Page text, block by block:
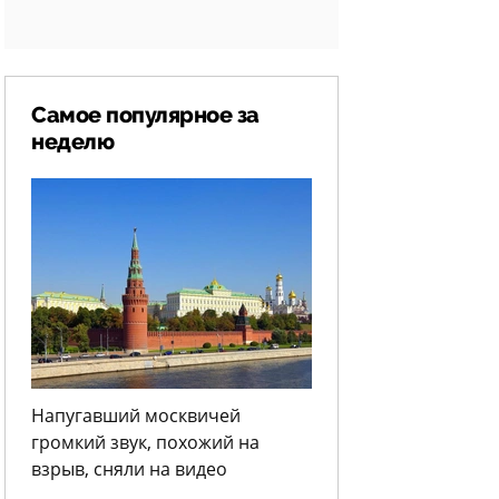
Самое популярное за
неделю
Напугавший москвичей
громкий звук, похожий на
взрыв, сняли на видео